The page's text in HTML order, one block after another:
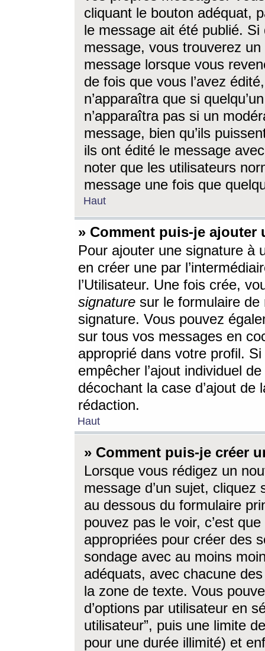
cliquant le bouton adéquat,
le message ait été publié. Si
message, vous trouverez
message lorsque vous
de fois que vous l’avez
n’apparaîtra que si
n’apparaîtra pas si un
message, bien qu’ils
ils ont édité le message
noter que les utilisateurs
message une fois que
Haut
» Comment puis-je ajouter
Pour ajouter une signature à
en créer une par
l’Utilisateur. Une fois crée,
signature sur le formulaire de
signature. Vous pouvez
sur tous vos messages en
approprié dans votre profil.
empêcher l’ajout individuel
décochant la case d’ajout
rédaction.
Haut
» Comment puis-je créer
Lorsque vous rédigez un
message d’un sujet, cliquez
au dessous du formulaire
pouvez pas le voir, c’est
appropriées pour créer des
sondage avec au moins
adéquats, avec chacune
la zone de texte. Vous
d’options par utilisateur en
utilisateur”, puis une limite
pour une durée illimité) et